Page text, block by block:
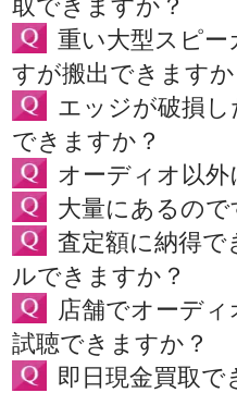
取できますか？
重い大型スピ
すが搬出できますか
エッジが破損
できますか？
オーディオ以外
大量にあるので
査定額に納得で
ルできますか？
店舗でオーデ
試聴できますか？
即日現金買取で